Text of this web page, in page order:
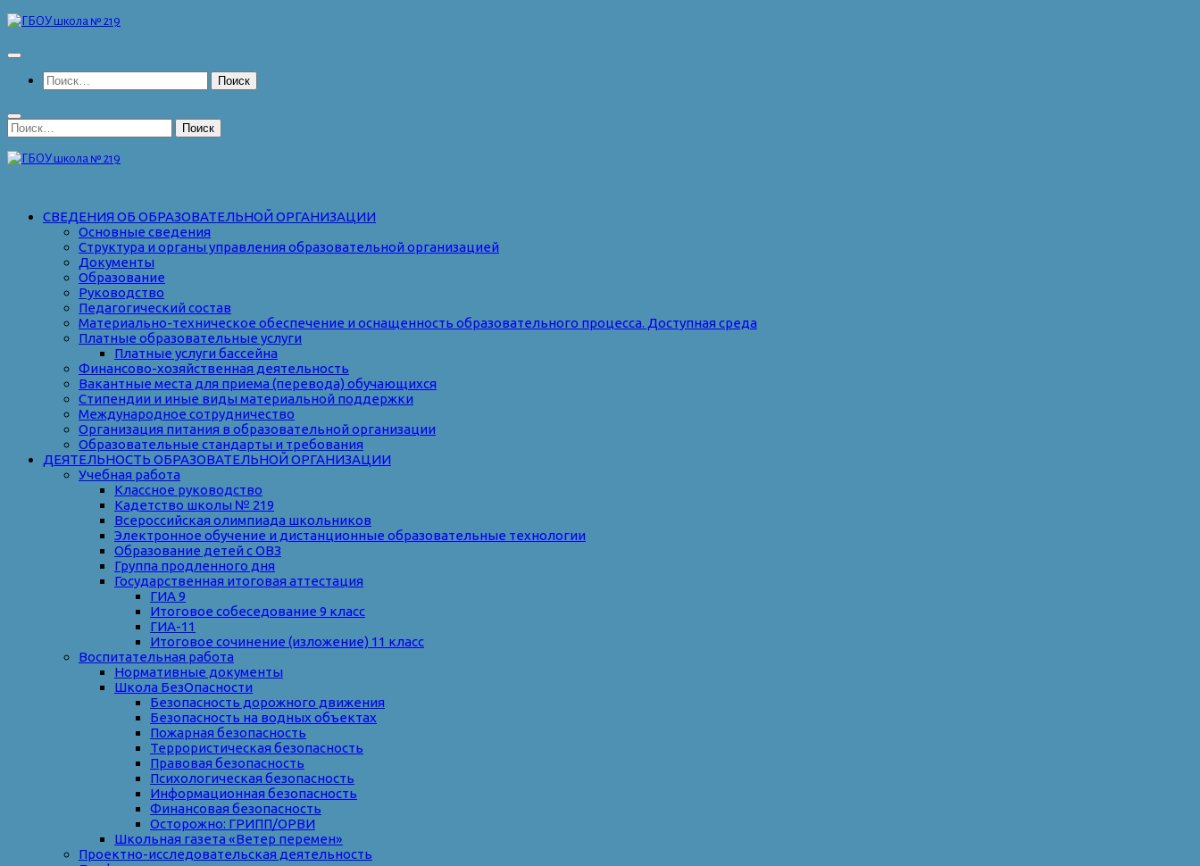
Перейти
содержимому
Найти:
Найти:
СВЕДЕНИЯ ОБ ОБРАЗОВАТЕЛЬНОЙ ОРГАНИЗАЦИИ
Основные сведения
Структура и органы управления образовательной организацией
Документы
Образование
Руководство
Педагогический состав
Материально-техническое обеспечение и оснащенность образовательного процесса. Доступная среда
Платные образовательные услуги
Платные услуги бассейна
Финансово-хозяйственная деятельность
Вакантные места для приема (перевода) обучающихся
Стипендии и иные виды материальной поддержки
Международное сотрудничество
Организация питания в образовательной организации
Образовательные стандарты и требования
ДЕЯТЕЛЬНОСТЬ ОБРАЗОВАТЕЛЬНОЙ ОРГАНИЗАЦИИ
Учебная работа
Классное руководство
Кадетство школы № 219
Всероссийская олимпиада школьников
Электронное обучение и дистанционные образовательные технологии
Образование детей с ОВЗ
Группа продленного дня
Государственная итоговая аттестация
ГИА 9
Итоговое собеседование 9 класс
ГИА-11
Итоговое сочинение (изложение) 11 класс
Воспитательная работа
Нормативные документы
Школа БезОпасности
Безопасность дорожного движения
Безопасность на водных объектах
Пожарная безопасность
Террористическая безопасность
Правовая безопасность
Психологическая безопасность
Информационная безопасность
Финансовая безопасность
Осторожно: ГРИПП/ОРВИ
Школьная газета «Ветер перемен»
Проектно-исследовательская деятельность